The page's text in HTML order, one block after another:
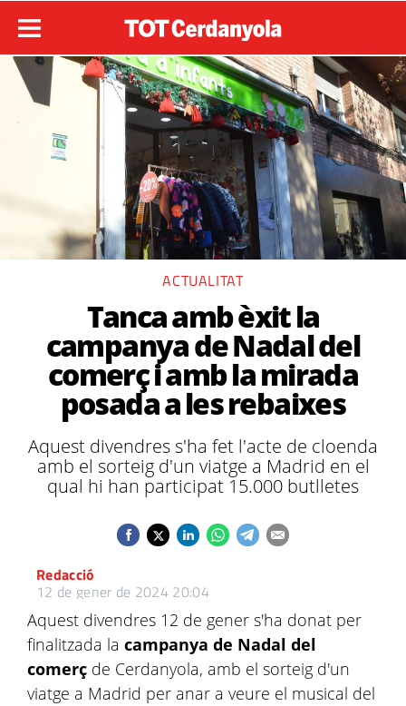
ACTUALITAT
Tanca amb èxit la
campanya de Nadal del
comerç i amb la mirada
posada a les rebaixes
Aquest divendres s'ha fet l'acte de cloenda
amb el sorteig d'un viatge a Madrid en el
qual hi han participat 15.000 butlletes
Redacció
12 de gener de 2024 20:04
Aquest divendres 12 de gener s'ha donat per
finalitzada la campanya de Nadal del
comerç de Cerdanyola, amb el sorteig d'un
viatge a Madrid per anar a veure el musical del